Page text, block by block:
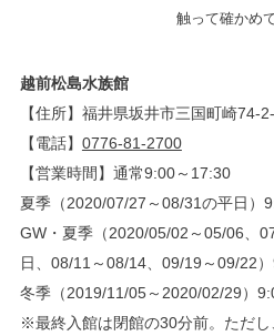
触って確かめ
越前松島水族館
【住所】福井県坂井市三国町崎74-
【電話】 0776-81-2700
【営業時間】通常9:00～17:30
夏季（2020/07/27～08/31の平日）
GW・夏季（2020/05/02～05/06、
日、08/11～08/14、09/19～09/22
冬季（2019/11/05～2020/02/29）
※最終入館は閉館の30分前。ただ